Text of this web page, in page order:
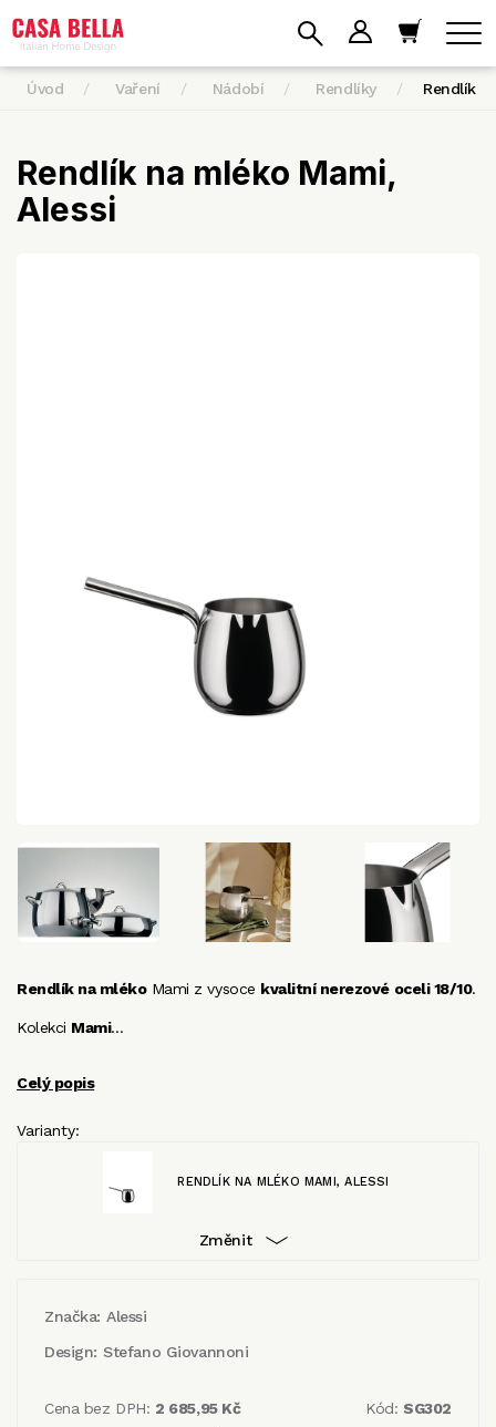
Úvod Vaření Nádobí Rendlíky Rendlík
Rendlík na mléko Mami,
Alessi
Rendlík na mlékoMami z vysoce kvalitní nerezové oceli 18/10.
Kolekci Mami…
Celý popis
Varianty:
RENDLÍK NA MLÉKO MAMI, ALESSI
Změnit
Značka: Alessi
Design: Stefano Giovannoni
Cena bez DPH: 2 685,95 Kč Kód:SG302